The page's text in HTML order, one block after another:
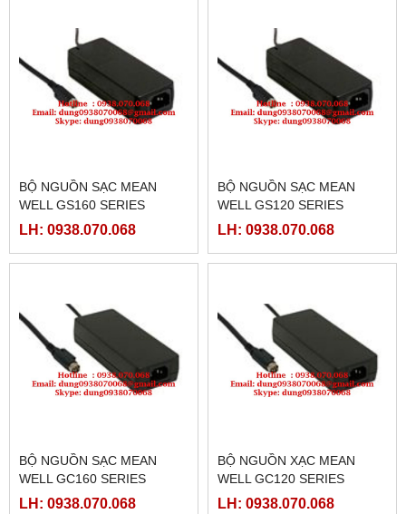
BỘ NGUỒN SẠC MEAN
WELL GS160 SERIES
LH: 0938.070.068
BỘ NGUỒN SẠC MEAN
WELL GS120 SERIES
LH: 0938.070.068
BỘ NGUỒN SẠC MEAN
WELL GC160 SERIES
LH: 0938.070.068
BỘ NGUỒN XẠC MEAN
WELL GC120 SERIES
LH: 0938.070.068